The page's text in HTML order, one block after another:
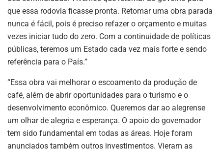
que essa rodovia ficasse pronta. Retomar uma obra parada
nunca é fácil, pois é preciso refazer o orçamento e muitas
vezes iniciar tudo do zero. Com a continuidade de políticas
públicas, teremos um Estado cada vez mais forte e sendo
referência para o País.”
“Essa obra vai melhorar o escoamento da produção de
café, além de abrir oportunidades para o turismo e o
desenvolvimento econômico. Queremos dar ao alegrense
um olhar de alegria e esperança. O apoio do governador
tem sido fundamental em todas as áreas. Hoje foram
anunciados também outros investimentos. Vieram as